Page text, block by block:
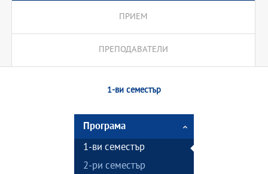
ПРИЕМ
ПРЕПОДАВАТЕЛИ
1-ви семестър
Програма
1-ви семестър
2-ри семестър